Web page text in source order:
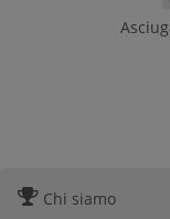
Chi siamo